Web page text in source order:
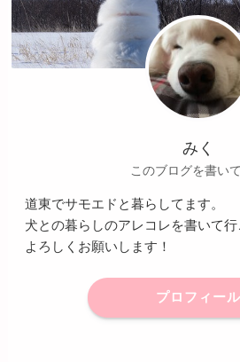
みく
このブログを書い
道東でサモエドと暮らしてます。
犬との暮らしのアレコレを書いて行
よろしくお願いします！
プロフィール